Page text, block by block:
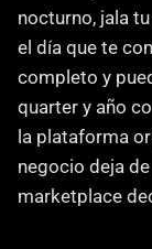
nocturno, jala
el día que te
completo y
quarter y año
la plataforma
negocio deja
marketplace